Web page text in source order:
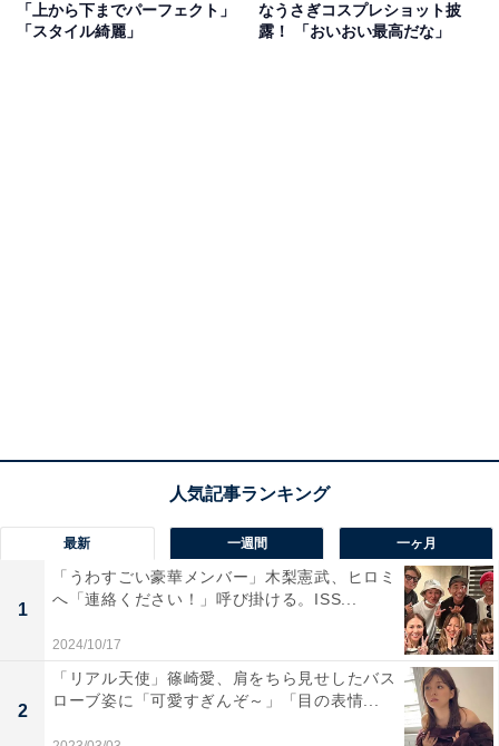
「上から下までパーフェクト」
「スタイル綺麗」
なうさぎコスプレショット披
露！ 「おいおい最高だな」
最新 一週間 一ヶ月
1
「うわすごい豪華メンバー」木梨憲武、ヒロミ
へ「連絡ください！」呼び掛ける。ISS...
2024/10/17
2
「リアル天使」篠崎愛、肩をちら見せしたバス
ローブ姿に「可愛すぎんぞ～」「目の表情...